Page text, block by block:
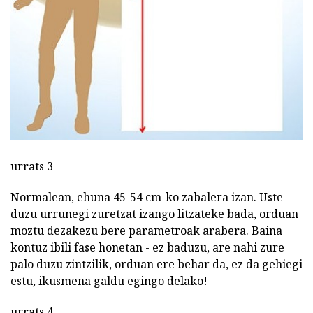
urrats 3
Normalean, ehuna 45-54 cm-ko zabalera izan. Uste
duzu urrunegi zuretzat izango litzateke bada, orduan
moztu dezakezu bere parametroak arabera. Baina
kontuz ibili fase honetan - ez baduzu, are nahi zure
palo duzu zintzilik, orduan ere behar da, ez da gehiegi
estu, ikusmena galdu egingo delako!